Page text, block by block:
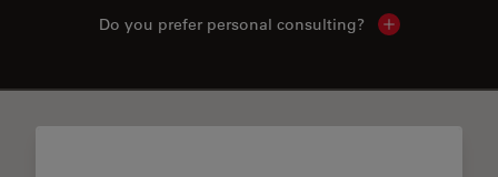
Do you prefer personal consulting? Show local